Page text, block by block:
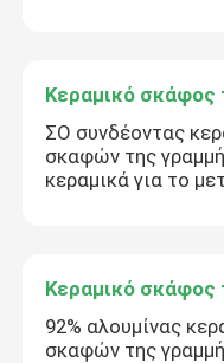
Κεραμικό σκάφος
ΣΟ συνδέοντας
σκαφών της
κεραμικά για το
Κεραμικό σκάφος
92% αλουμίνας
σκαφών της